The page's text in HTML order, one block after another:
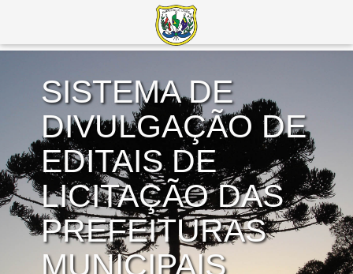
SISTEMA DE
DIVULGAÇÃO DE
EDITAIS DE
LICITAÇÃO DAS
PREFEITURAS
MUNICIPAIS